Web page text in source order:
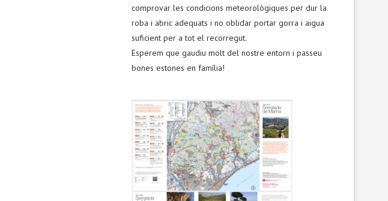
comprovar les condicions meteorològiques per dur la
roba i abric adequats i no oblidar portar gorra i aigua
suficient per a tot el recorregut.
Esperem que gaudiu molt del nostre entorn i passeu
bones estones en família!